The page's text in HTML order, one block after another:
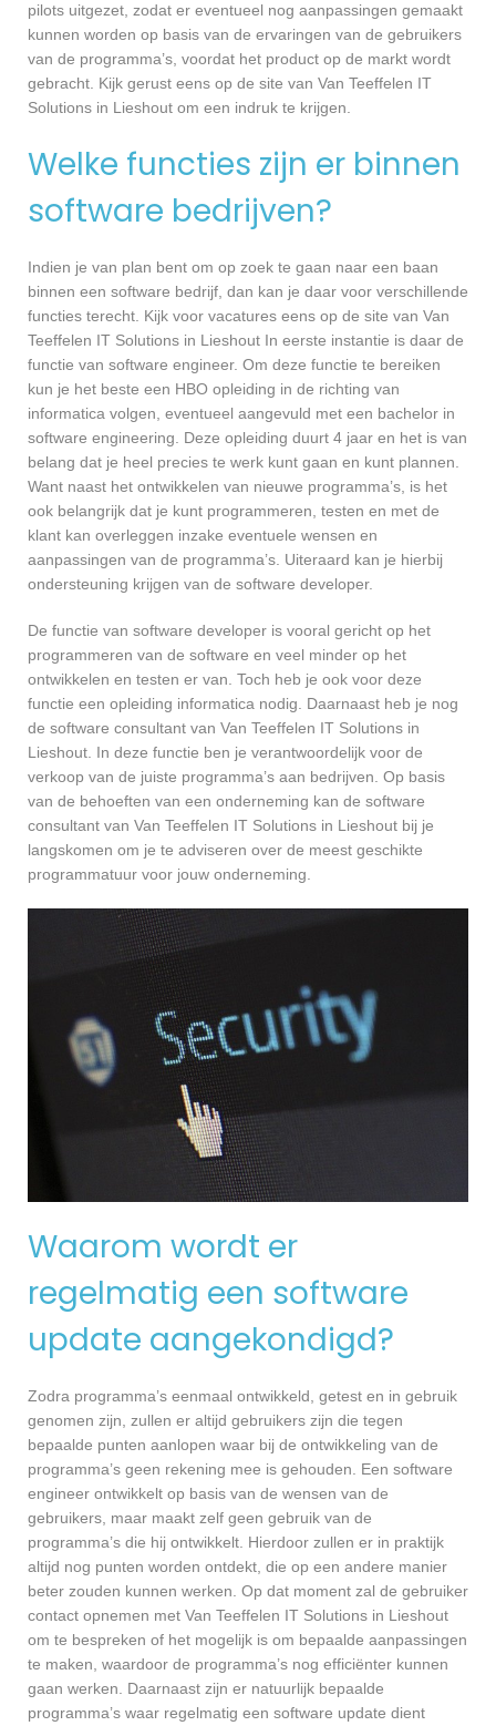
pilots uitgezet, zodat er eventueel nog aanpassingen gemaakt
kunnen worden op basis van de ervaringen van de gebruikers
van de programma’s, voordat het product op de markt wordt
gebracht. Kijk gerust eens op de site van Van Teeffelen IT
Solutions in Lieshout om een indruk te krijgen.
Welke functies zijn er binnen
software bedrijven?
Indien je van plan bent om op zoek te gaan naar een baan
binnen een software bedrijf, dan kan je daar voor verschillende
functies terecht. Kijk voor vacatures eens op de site van Van
Teeffelen IT Solutions in Lieshout In eerste instantie is daar de
functie van software engineer. Om deze functie te bereiken
kun je het beste een HBO opleiding in de richting van
informatica volgen, eventueel aangevuld met een bachelor in
software engineering. Deze opleiding duurt 4 jaar en het is van
belang dat je heel precies te werk kunt gaan en kunt plannen.
Want naast het ontwikkelen van nieuwe programma’s, is het
ook belangrijk dat je kunt programmeren, testen en met de
klant kan overleggen inzake eventuele wensen en
aanpassingen van de programma’s. Uiteraard kan je hierbij
ondersteuning krijgen van de software developer.
De functie van software developer is vooral gericht op het
programmeren van de software en veel minder op het
ontwikkelen en testen er van. Toch heb je ook voor deze
functie een opleiding informatica nodig. Daarnaast heb je nog
de software consultant van Van Teeffelen IT Solutions in
Lieshout. In deze functie ben je verantwoordelijk voor de
verkoop van de juiste programma’s aan bedrijven. Op basis
van de behoeften van een onderneming kan de software
consultant van Van Teeffelen IT Solutions in Lieshout bij je
langskomen om je te adviseren over de meest geschikte
programmatuur voor jouw onderneming.
Waarom wordt er
regelmatig een software
update aangekondigd?
Zodra programma’s eenmaal ontwikkeld, getest en in gebruik
genomen zijn, zullen er altijd gebruikers zijn die tegen
bepaalde punten aanlopen waar bij de ontwikkeling van de
programma’s geen rekening mee is gehouden. Een software
engineer ontwikkelt op basis van de wensen van de
gebruikers, maar maakt zelf geen gebruik van de
programma’s die hij ontwikkelt. Hierdoor zullen er in praktijk
altijd nog punten worden ontdekt, die op een andere manier
beter zouden kunnen werken. Op dat moment zal de gebruiker
contact opnemen met Van Teeffelen IT Solutions in Lieshout
om te bespreken of het mogelijk is om bepaalde aanpassingen
te maken, waardoor de programma’s nog efficiënter kunnen
gaan werken. Daarnaast zijn er natuurlijk bepaalde
programma’s waar regelmatig een software update dient